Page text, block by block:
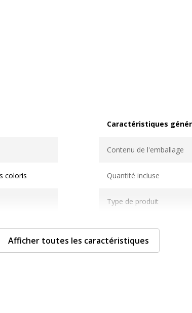
coloris
Caractéristiques
Contenu de l'emballage
Quantité incluse
Type de produit
Afficher toutes les caractéristiques